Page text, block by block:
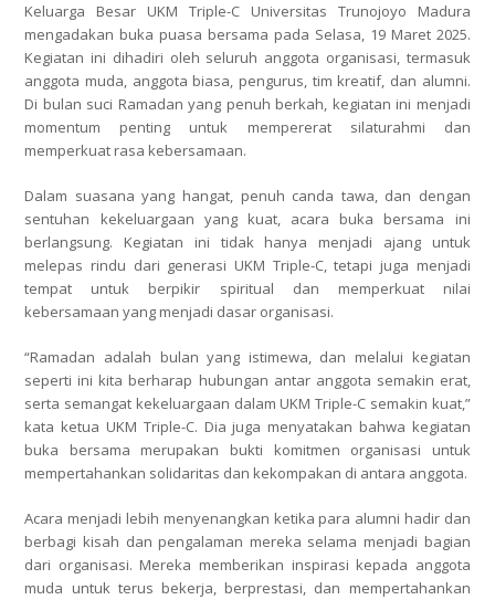
Keluarga Besar UKM Triple-C Universitas Trunojoyo Madura
mengadakan buka puasa bersama pada Selasa, 19 Maret 2025.
Kegiatan ini dihadiri oleh seluruh anggota organisasi, termasuk
anggota muda, anggota biasa, pengurus, tim kreatif, dan alumni.
Di bulan suci Ramadan yang penuh berkah, kegiatan ini menjadi
momentum penting untuk mempererat silaturahmi dan
memperkuat rasa kebersamaan.
Dalam suasana yang hangat, penuh canda tawa, dan dengan
sentuhan kekeluargaan yang kuat, acara buka bersama ini
berlangsung. Kegiatan ini tidak hanya menjadi ajang untuk
melepas rindu dari generasi UKM Triple-C, tetapi juga menjadi
tempat untuk berpikir spiritual dan memperkuat nilai
kebersamaan yang menjadi dasar organisasi.
“Ramadan adalah bulan yang istimewa, dan melalui kegiatan
seperti ini kita berharap hubungan antar anggota semakin erat,
serta semangat kekeluargaan dalam UKM Triple-C semakin kuat,”
kata ketua UKM Triple-C. Dia juga menyatakan bahwa kegiatan
buka bersama merupakan bukti komitmen organisasi untuk
mempertahankan solidaritas dan kekompakan di antara anggota.
Acara menjadi lebih menyenangkan ketika para alumni hadir dan
berbagi kisah dan pengalaman mereka selama menjadi bagian
dari organisasi. Mereka memberikan inspirasi kepada anggota
muda untuk terus bekerja, berprestasi, dan mempertahankan